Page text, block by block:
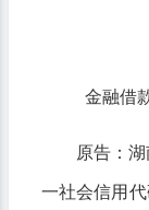
金融借
原告：
一社会信用